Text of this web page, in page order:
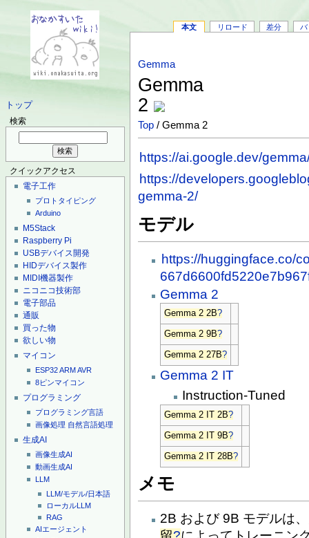
トップ
検索
クイックアクセス
電子工作
プロトタイピング
Arduino
M5Stack
Raspberry Pi
USBデバイス開発
HIDデバイス製作
MIDI機器製作
ニコニコ技術部
電子部品
通販
買った物
欲しい物
マイコン
ESP32ARMAVR
8ピンマイコン
プログラミング
プログラミング言語
画像処理 自然言語処理
生成AI
画像生成AI
動画生成AI
LLM
LLM/モデル/日本語
ローカルLLM
RAG
AIエージェント
本文 リロード 差分 バ
Gemma
Gemma
2
Top / Gemma 2
https://ai.google.dev/
https://
gemma-2/
モデル
https://huggingface.co/
Gemma 2
Gemma 2 2B?
Gemma 2 9B?
Gemma 2 27B?
Gemma 2 IT
Instruction-Tuned
Gemma 2 IT 2B?
Gemma 2 IT 9B?
Gemma 2 IT 28B?
メモ
2B および 9B モデルは